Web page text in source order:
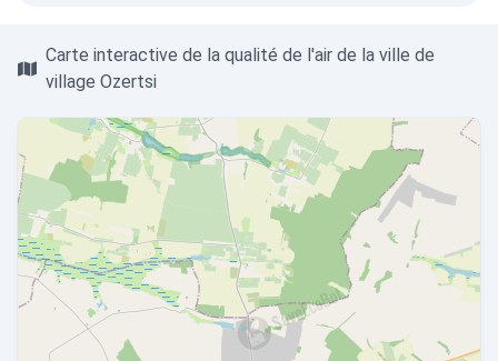
Carte interactive de la qualité de l'air de la ville de
village Ozertsi